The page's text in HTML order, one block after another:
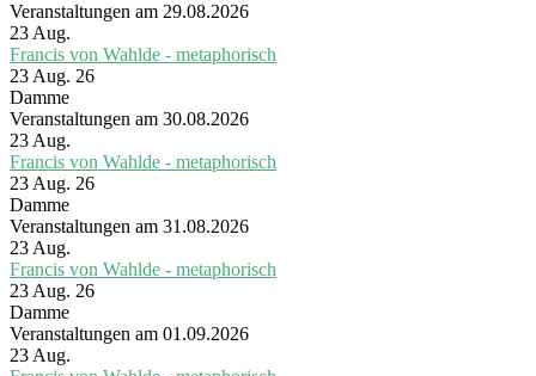
Veranstaltungen am 29.08.2026
23 Aug.
Francis von Wahlde - metaphorisch
23 Aug. 26
Damme
Veranstaltungen am 30.08.2026
23 Aug.
Francis von Wahlde - metaphorisch
23 Aug. 26
Damme
Veranstaltungen am 31.08.2026
23 Aug.
Francis von Wahlde - metaphorisch
23 Aug. 26
Damme
Veranstaltungen am 01.09.2026
23 Aug.